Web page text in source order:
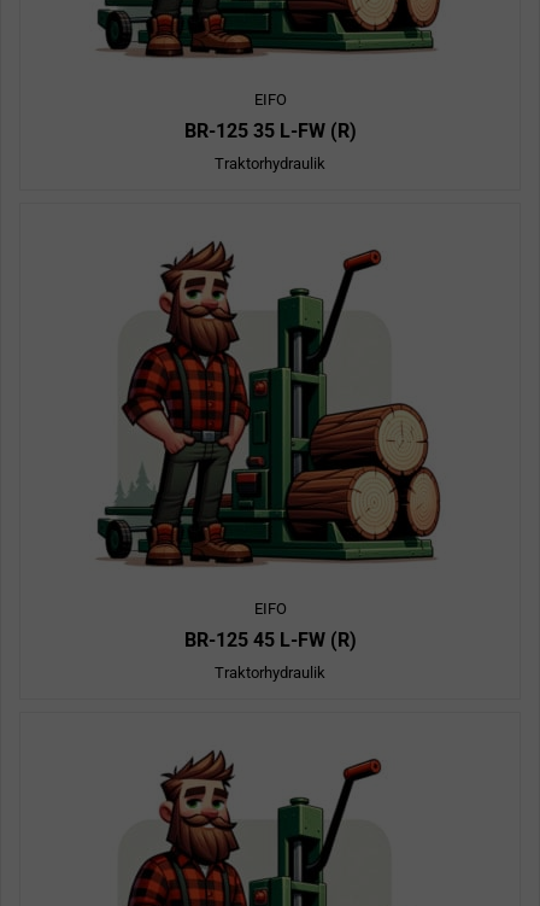
EIFO
BR-125 35 L-FW (R)
Traktorhydraulik
EIFO
BR-125 45 L-FW (R)
Traktorhydraulik